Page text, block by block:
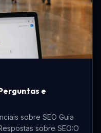
e
sobre SEO Guia
sobre SEO:O